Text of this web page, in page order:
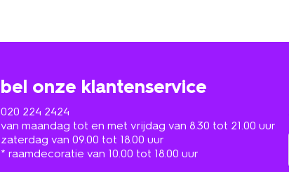
bel onze klantenservice
020 224 2424
van maandag tot en met vrijdag van 8.30 tot 21.00 uur
zaterdag van 09.00 tot 18.00 uur
* raamdecoratie van 10.00 tot 18.00 uur